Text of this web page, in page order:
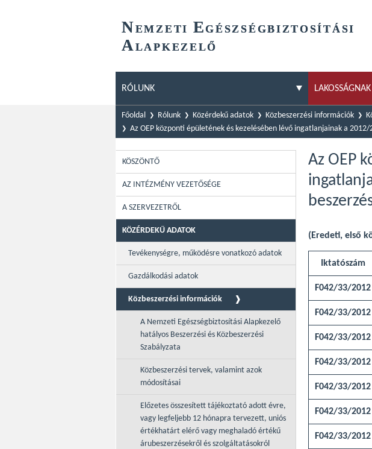
NEMZETI EGÉSZSÉGBIZTOSÍTÁSI
ALAPKEZELŐ
RÓLUNK LAKOSSÁGNAK
Főoldal Rólunk Közérdekű adatok Közbeszerzési információk
Az OEP központi épületének és kezelésében lévő ingatlanjainak a
KÖSZÖNTŐ
AZ INTÉZMÉNY VEZETŐSÉGE
A SZERVEZETRŐL
KÖZÉRDEKŰ ADATOK
Tevékenységre, működésre vonatkozó adatok
Gazdálkodási adatok
Közbeszerzési információk
A Nemzeti Egészségbiztosítási Alapkezelő
hatályos Beszerzési és Közbeszerzési
Szabályzata
Közbeszerzési tervek, valamint azok
módosításai
Előzetes összesített tájékoztató adott évre,
vagy legfeljebb 12 hónapra tervezett, uniós
értékhatárt elérő vagy meghaladó értékű
árubeszerzésekről és szolgáltatásokról
Az OEP
(Eredeti, első
Iktatószám
F042/33/2012
F042/33/2012
F042/33/2012
F042/33/2012
F042/33/2012
F042/33/2012
F042/33/2012